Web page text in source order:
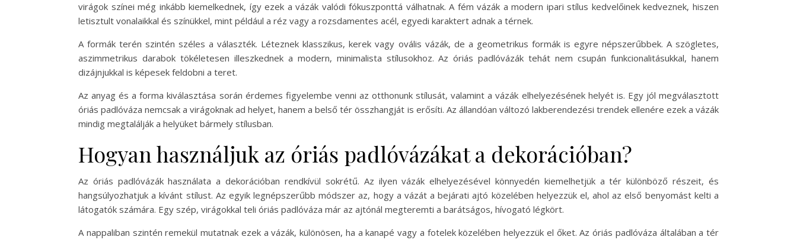
virágok színei még inkább kiemelkednek, így ezek a vázák valódi fókuszponttá válhatnak. A fém vázák a modern ipari stílus kedvelőinek kedveznek, hiszen
letisztult vonalaikkal és színükkel, mint például a réz vagy a rozsdamentes acél, egyedi karaktert adnak a térnek.
A formák terén szintén széles a választék. Léteznek klasszikus, kerek vagy ovális vázák, de a geometrikus formák is egyre népszerűbbek. A szögletes,
aszimmetrikus darabok tökéletesen illeszkednek a modern, minimalista stílusokhoz. Az óriás padlóvázák tehát nem csupán funkcionalitásukkal, hanem
dizájnjukkal is képesek feldobni a teret.
Az anyag és a forma kiválasztása során érdemes figyelembe venni az otthonunk stílusát, valamint a vázák elhelyezésének helyét is. Egy jól megválasztott
óriás padlóváza nemcsak a virágoknak ad helyet, hanem a belső tér összhangját is erősíti. Az állandóan változó lakberendezési trendek ellenére ezek a vázák
mindig megtalálják a helyüket bármely stílusban.
Hogyan használjuk az óriás padlóvázákat a dekorációban?
Az óriás padlóvázák használata a dekorációban rendkívül sokrétű. Az ilyen vázák elhelyezésével könnyedén kiemelhetjük a tér különböző részeit, és
hangsúlyozhatjuk a kívánt stílust. Az egyik legnépszerűbb módszer az, hogy a vázát a bejárati ajtó közelében helyezzük el, ahol az első benyomást kelti a
látogatók számára. Egy szép, virágokkal teli óriás padlóváza már az ajtónál megteremti a barátságos, hívogató légkört.
A nappaliban szintén remekül mutatnak ezek a vázák, különösen, ha a kanapé vagy a fotelek közelében helyezzük el őket. Az óriás padlóváza általában a tér